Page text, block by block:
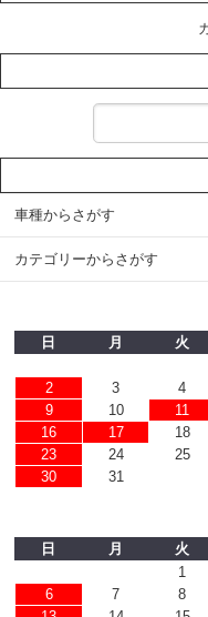
車種からさがす
カテゴリーからさがす
日
月 火
2
3 4
9
10 11
16
17 18
23
24 25
30
31
日
月 火
1
6
7 8